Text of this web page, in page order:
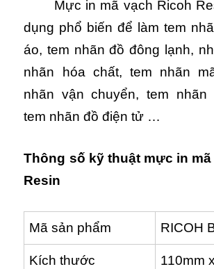
Mực in mã vạch Ricoh
dụng phổ biến để làm tem
áo, tem nhãn đồ đông lạnh,
nhãn hóa chất, tem nhãn
nhãn vận chuyển, tem nhãn
tem nhãn đồ điện tử …
Thông số kỹ thuật mực in
Resin
Mã sản phẩm RICOH
Kích thước 110mm